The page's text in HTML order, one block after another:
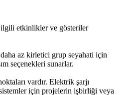
Elektrik şarjı